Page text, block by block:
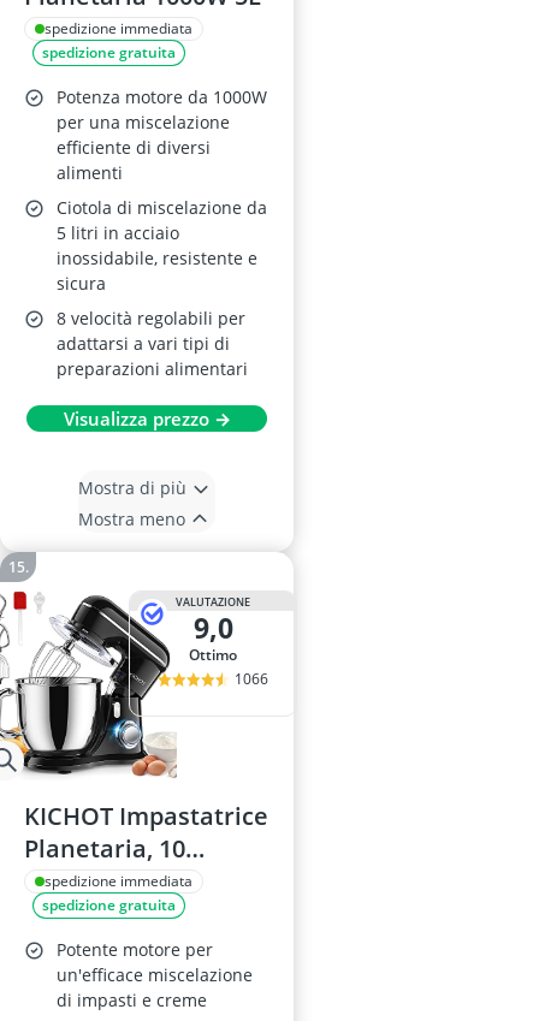
spedizione immediata
spedizione gratuita
Potenza motore da 1000W
per una miscelazione
efficiente di diversi
alimenti
Ciotola di miscelazione da
5 litri in acciaio
inossidabile, resistente e
sicura
8 velocità regolabili per
adattarsi a vari tipi di
preparazioni alimentari
Visualizza prezzo →
Mostra di più
Mostra meno
VALUTAZIONE
9,0
Ottimo
1066
KICHOT Impastatrice
Planetaria, 10
Velocità, 4.5L
spedizione immediata
spedizione gratuita
Potente motore per
un'efficace miscelazione
di impasti e creme